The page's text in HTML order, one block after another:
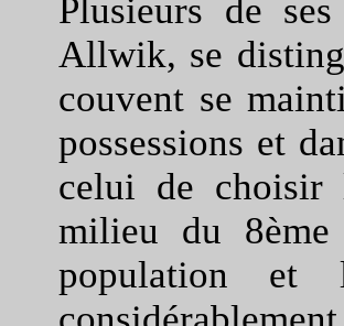
Plusieurs de
Allwik, se
couvent se
possessions et
celui de choisir
milieu du 8ème
population et